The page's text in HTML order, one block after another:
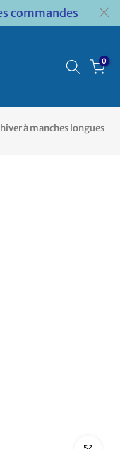
commandes
0
à manches longues